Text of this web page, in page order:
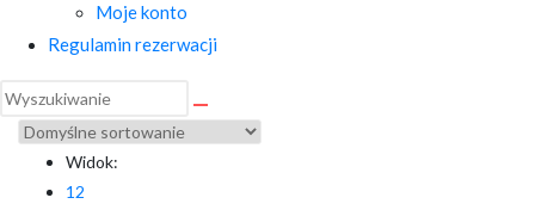
Moje konto
Regulamin rezerwacji
Widok:
12